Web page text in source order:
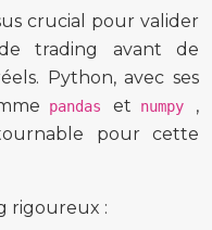
crucial pour valider
de trading avant de
Python, avec ses
pandas et numpy ,
pour cette
rigoureux :